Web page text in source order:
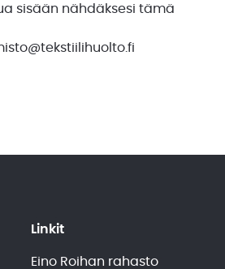
sisään nähdäksesi tämä
Linkit
Eino Roihan rahasto